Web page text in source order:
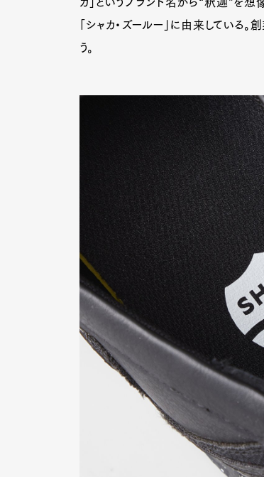
「シャカ・ズールー」に由来してい
う。